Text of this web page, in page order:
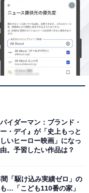
てくれよ！」と感情
介という人間が「本
、言うまでもなく坂
。
パイダーマン：ブランド・
・デイ』が「史上もっと
いヒーロー映画」になっ
。予習したい作品は？
「駆け込み実績ゼロ」の
…「こども110番の家」